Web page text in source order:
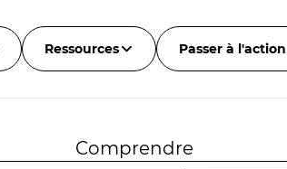
Ressources Passer à l'action
Comprendre